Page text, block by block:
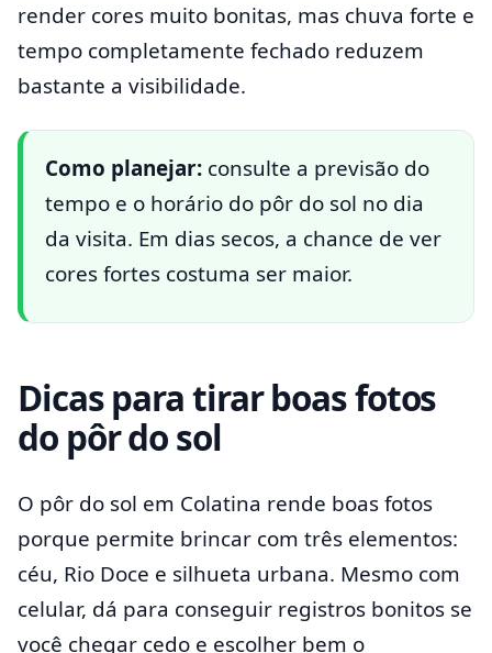
render cores muito bonitas, mas chuva forte e
tempo completamente fechado reduzem
bastante a visibilidade.
Como planejar: consulte a previsão do
tempo e o horário do pôr do sol no dia
da visita. Em dias secos, a chance de ver
cores fortes costuma ser maior.
Dicas para tirar boas fotos
do pôr do sol
O pôr do sol em Colatina rende boas fotos
porque permite brincar com três elementos:
céu, Rio Doce e silhueta urbana. Mesmo com
celular, dá para conseguir registros bonitos se
você chegar cedo e escolher bem o